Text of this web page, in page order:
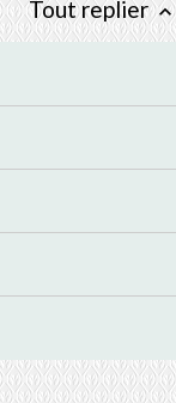
Tout replierkeyboard_arrow_up